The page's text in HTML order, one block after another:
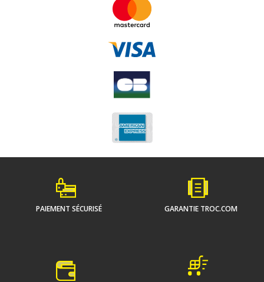
PAIEMENT SÉCURISÉ GARANTIE TROC.COM